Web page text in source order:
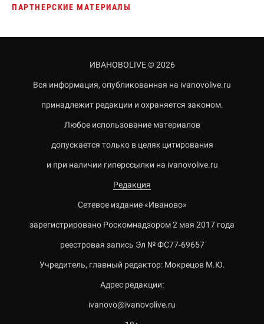
ПАРТНЕРСКИЕ МАТЕРИАЛЫ
ИВАНОВОLIVE © 2026
Вся информация, опубликованная на ivanovolive.ru
принадлежит редакции и охраняется законом.
Любое использование материалов
допускается только в целях цитирования
и при наличии гиперссылки на ivanovolive.ru
Редакция
Сетевое издание «Иваново»
зарегистрировано Роскомнадзором 2 мая 2017 года
реестровая запись Эл № ФС77-69657
Учредитель, главный редактор: Мокрецов М.Ю.
Адрес редакции:
ivanovo@ivanovolive.ru